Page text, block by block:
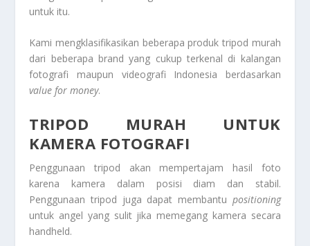
untuk itu.
Kami mengklasifikasikan beberapa produk tripod murah
dari beberapa brand yang cukup terkenal di kalangan
fotografi maupun videografi Indonesia berdasarkan
valuefor money.
TRIPOD MURAH UNTUK
KAMERA FOTOGRAFI
Penggunaan tripod akan mempertajam hasil foto
karena kamera dalam posisi diam dan stabil.
Penggunaan tripod juga dapat membantu positioning
untuk angel yang sulit jika memegang kamera secara
handheld.